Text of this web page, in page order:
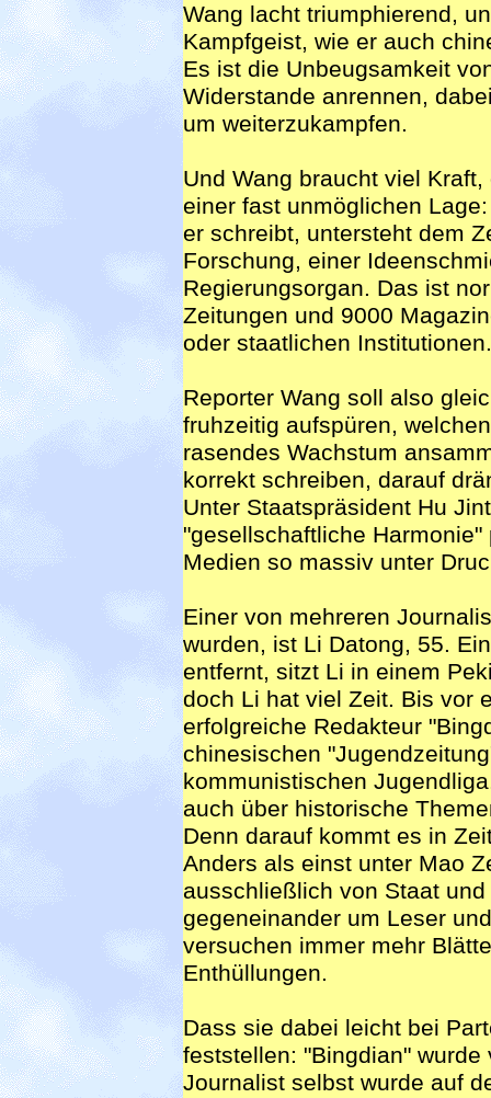
Wang lacht triumphierend,
Kampfgeist, wie er auch
Es ist die Unbeugsamkeit
Widerstande anrennen,
um weiterzukampfen.
Und Wang braucht viel
einer fast unmöglichen
er schreibt, untersteht dem
Forschung, einer
Regierungsorgan. Das ist
Zeitungen und 9000
oder staatlichen Institutionen.
Reporter Wang soll also
fruhzeitig aufspüren,
rasendes Wachstum
korrekt schreiben, darauf
Unter Staatspräsident Hu
"gesellschaftliche
Medien so massiv unter
Einer von mehreren
wurden, ist Li Datong, 55.
entfernt, sitzt Li in einem
doch Li hat viel Zeit. Bis vor
erfolgreiche Redakteur
chinesischen
kommunistischen
auch über historische
Denn darauf kommt es in
Anders als einst unter Mao
ausschließlich von Staat
gegeneinander um Leser
versuchen immer mehr
Enthüllungen.
Dass sie dabei leicht bei
feststellen: "Bingdian"
Journalist selbst wurde auf